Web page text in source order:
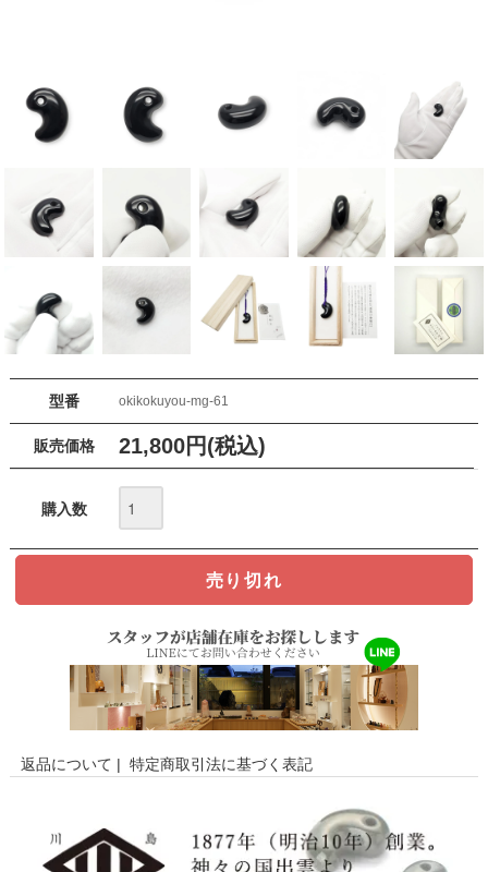
型番 okikokuyou-mg-61
販売価格 21,800円(税込)
購入数
返品について | 特定商取引法に基づく表記